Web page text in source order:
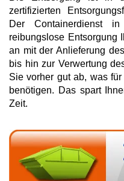
zertifizierten
Der Containerdienst
reibungslose Entsorgung
an mit der Anlieferung
bis hin zur Verwertung
Sie vorher gut ab, was
benötigen. Das spart
Zeit.